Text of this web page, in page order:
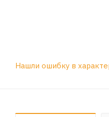
Нашли ошибку в